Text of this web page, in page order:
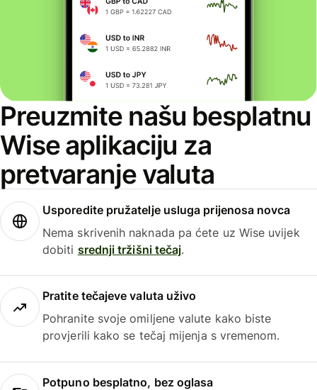
Preuzmite našu besplatnu
Wise aplikaciju za
pretvaranje valuta
Usporedite pružatelje usluga prijenosa novca
Nema skrivenih naknada pa ćete uz Wise uvijek
dobiti srednji tržišni tečaj.
Pratite tečajeve valuta uživo
Pohranite svoje omiljene valute kako biste
provjerili kako se tečaj mijenja s vremenom.
Potpuno besplatno, bez oglasa